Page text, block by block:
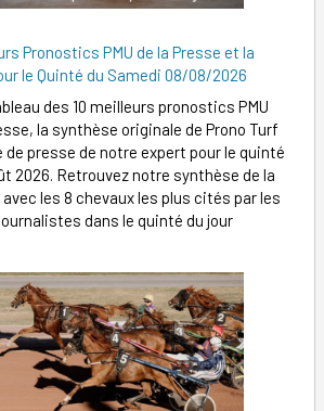
Pronostics PMU de la Presse et la
le Quinté du Samedi 08/08/2026
des 10 meilleurs pronostics PMU
la synthèse originale de Prono Turf
de presse de notre expert pour le quinté
2026. Retrouvez notre synthèse de la
les 8 chevaux les plus cités par les
dans le quinté du jour